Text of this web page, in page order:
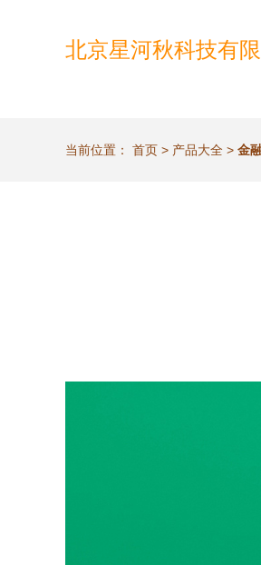
北京星河秋科技有
当前位置： 首页 > 产品大全 > 金